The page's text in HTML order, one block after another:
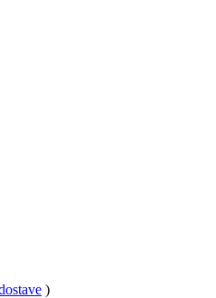
)